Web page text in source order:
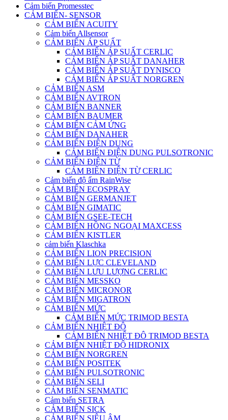
Cảm biến Promesstec
CẢM BIẾN- SENSOR
CẢM BIẾN ACUITY
Cảm biến Allsensor
CẢM BIẾN ÁP SUẤT
CẢM BIẾN ÁP SUẤT CERLIC
CẢM BIẾN ÁP SUẤT DANAHER
CẢM BIẾN ÁP SUẤT DYNISCO
CẢM BIẾN ÁP SUẤT NORGREN
CẢM BIẾN ASM
CẢM BIẾN AVTRON
CẢM BIẾN BANNER
CẢM BIẾN BAUMER
CẢM BIẾN CẢM ỨNG
CẢM BIẾN DANAHER
CẢM BIẾN ĐIỆN DUNG
CẢM BIẾN ĐIỆN DUNG PULSOTRONIC
CẢM BIẾN ĐIỆN TỪ
CẢM BIẾN ĐIỆN TỪ CERLIC
Cảm biến độ ẩm RainWise
CẢM BIẾN ECOSPRAY
CẢM BIẾN GERMANJET
CẢM BIẾN GIMATIC
CẢM BIẾN GSEE-TECH
CẢM BIẾN HỒNG NGOẠI MAXCESS
CẢM BIẾN KISTLER
cảm biến Klaschka
CẢM BIẾN LION PRECISION
CẢM BIẾN LỰC CLEVELAND
CẢM BIẾN LƯU LƯỢNG CERLIC
CẢM BIẾN MESSKO
CẢM BIẾN MICRONOR
CẢM BIẾN MIGATRON
CẢM BIẾN MỨC
CẢM BIẾN MỨC TRIMOD BESTA
CẢM BIẾN NHIỆT ĐỘ
CẢM BIẾN NHIỆT ĐÔ TRIMOD BESTA
CẢM BIẾN NHIỆT ĐỘ HIDRONIX
CẢM BIẾN NORGREN
CẢM BIẾN POSITEK
CẢM BIẾN PULSOTRONIC
CẢM BIẾN SELI
CẢM BIẾN SENMATIC
Cảm biến SETRA
CẢM BIẾN SICK
CẢM BIẾN SIÊU ÂM